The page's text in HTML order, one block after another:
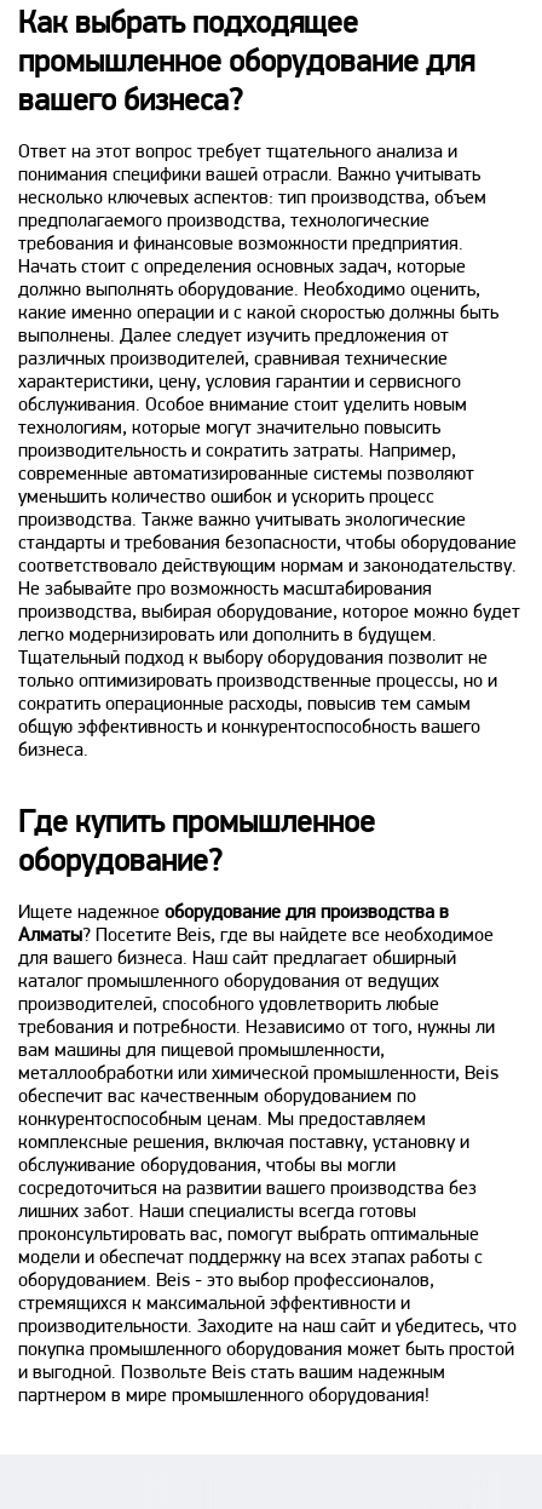
Как выбрать подходящее
промышленное оборудование для
вашего бизнеса?
Ответ на этот вопрос требует тщательного анализа и
понимания специфики вашей отрасли. Важно учитывать
несколько ключевых аспектов: тип производства, объем
предполагаемого производства, технологические
требования и финансовые возможности предприятия.
Начать стоит с определения основных задач, которые
должно выполнять оборудование. Необходимо оценить,
какие именно операции и с какой скоростью должны быть
выполнены. Далее следует изучить предложения от
различных производителей, сравнивая технические
характеристики, цену, условия гарантии и сервисного
обслуживания. Особое внимание стоит уделить новым
технологиям, которые могут значительно повысить
производительность и сократить затраты. Например,
современные автоматизированные системы позволяют
уменьшить количество ошибок и ускорить процесс
производства. Также важно учитывать экологические
стандарты и требования безопасности, чтобы оборудование
соответствовало действующим нормам и законодательству.
Не забывайте про возможность масштабирования
производства, выбирая оборудование, которое можно будет
легко модернизировать или дополнить в будущем.
Тщательный подход к выбору оборудования позволит не
только оптимизировать производственные процессы, но и
сократить операционные расходы, повысив тем самым
общую эффективность и конкурентоспособность вашего
бизнеса.
Где купить промышленное
оборудование?
Ищете надежное оборудование для производства в
Алматы? Посетите Beis, где вы найдете все необходимое
для вашего бизнеса. Наш сайт предлагает обширный
каталог промышленного оборудования от ведущих
производителей, способного удовлетворить любые
требования и потребности. Независимо от того, нужны ли
вам машины для пищевой промышленности,
металлообработки или химической промышленности, Beis
обеспечит вас качественным оборудованием по
конкурентоспособным ценам. Мы предоставляем
комплексные решения, включая поставку, установку и
обслуживание оборудования, чтобы вы могли
сосредоточиться на развитии вашего производства без
лишних забот. Наши специалисты всегда готовы
проконсультировать вас, помогут выбрать оптимальные
модели и обеспечат поддержку на всех этапах работы с
оборудованием. Beis - это выбор профессионалов,
стремящихся к максимальной эффективности и
производительности. Заходите на наш сайт и убедитесь, что
покупка промышленного оборудования может быть простой
и выгодной. Позвольте Beis стать вашим надежным
партнером в мире промышленного оборудования!